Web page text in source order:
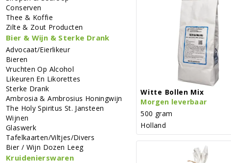
Conserven
Thee & Koffie
Zilte & Zout Producten
Bier & Wijn & Sterke Drank
Advocaat/Eierlikeur
Bieren
Vruchten Op Alcohol
Likeuren En Likorettes
Sterke Drank
Ambrosia & Ambrosius Honingwijn
The Holy Spiritus St. Jansteen
Wijnen
Glaswerk
Tafelkaarten/viltjes/divers
Bier / Wijn Dozen Leeg
Kruidenierswaren
Witte Bollen Mix
Morgen leverbaar
500 gram
Holland